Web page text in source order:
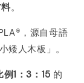
。
，源自母語
人木板」。
例1 ：3 ： 15 的